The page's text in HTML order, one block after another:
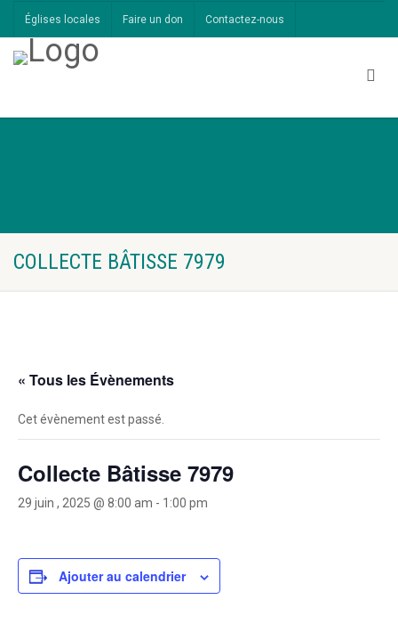
Églises locales Faire un don Contactez-nous
COLLECTE BÂTISSE 7979
« Tous les Évènements
Cet évènement est passé.
Collecte Bâtisse 7979
29 juin , 2025 @ 8:00 am - 1:00 pm
Ajouter au calendrier